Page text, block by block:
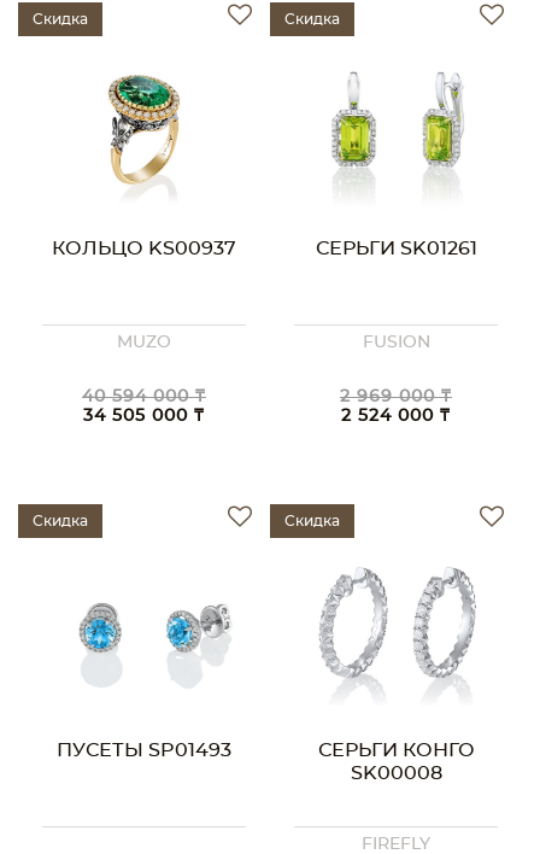
Скидка
КОЛЬЦО KS00937
MUZO
40 594 000 ₸
34 505 000 ₸
Скидка
СЕРЬГИ SK01261
FUSION
2 969 000 ₸
2 524 000 ₸
Скидка
ПУСЕТЫ SP01493
Скидка
СЕРЬГИ КОНГО
SK00008
FIREFLY